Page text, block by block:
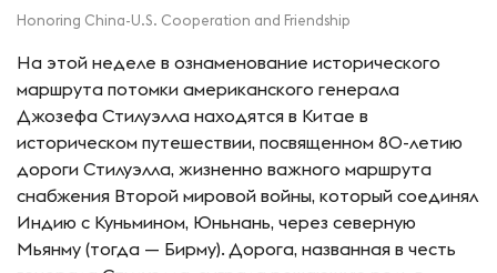
Honoring China-U.S. Cooperation and Friendship
На этой неделе в ознаменование исторического
маршрута потомки американского генерала
Джозефа Стилуэлла находятся в Китае в
историческом путешествии, посвященном 80-летию
дороги Стилуэлла, жизненно важного маршрута
снабжения Второй мировой войны, который соединял
Индию с Куньмином, Юньнань, через северную
Мьянму (тогда — Бирму). Дорога, названная в честь